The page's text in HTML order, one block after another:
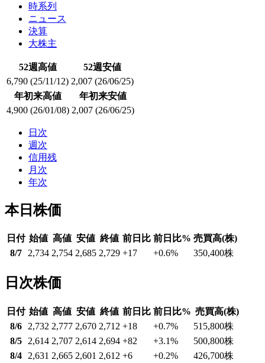
時系列
ニュース
決算
大株主
52週高値
52週安値
6,790 (25/11/12) 2,007 (26/06/25)
年初来高値
年初来安値
4,900 (26/01/08) 2,007 (26/06/25)
日次
週次
信用残
月次
年次
本日株価
日付 始値 高値 安値 終値 前日比 前日比% 売買高(株)
8/7 2,734 2,754 2,685 2,729 +17 +0.6% 350,400株
日次株価
日付 始値 高値 安値 終値 前日比 前日比% 売買高(株)
8/6
2,732 2,777 2,670 2,712 +18 +0.7% 515,800株
8/5
2,614 2,707 2,614 2,694 +82 +3.1% 500,800株
8/4
2,631 2,665 2,601 2,612 +6 +0.2% 426,700株